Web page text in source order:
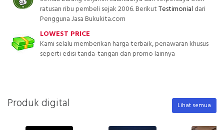
ratusan ribu pembeli sejak 2006. BerikutTestimonial dari
Pengguna Jasa Bukukita.com
LOWEST PRICE
Kami selalu memberikan harga terbaik, penawaran khusus
seperti edisi tanda-tangan dan promo lainnya
Produk digital Lihat semua